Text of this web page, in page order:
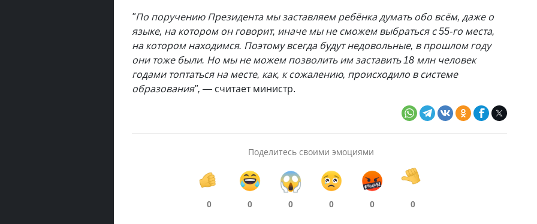
"По поручению Президента мы заставляем ребёнка думать обо всём, даже о
языке, на котором он говорит, иначе мы не сможем выбраться с 55-го места,
на котором находимся. Поэтому всегда будут недовольные, в прошлом году
они тоже были. Но мы не можем позволить им заставить 18 млн человек
годами топтаться на месте, как, к сожалению, происходило в системе
образования", — считает министр.
Поделитесь своими эмоциями
0 0 0 0 0 0